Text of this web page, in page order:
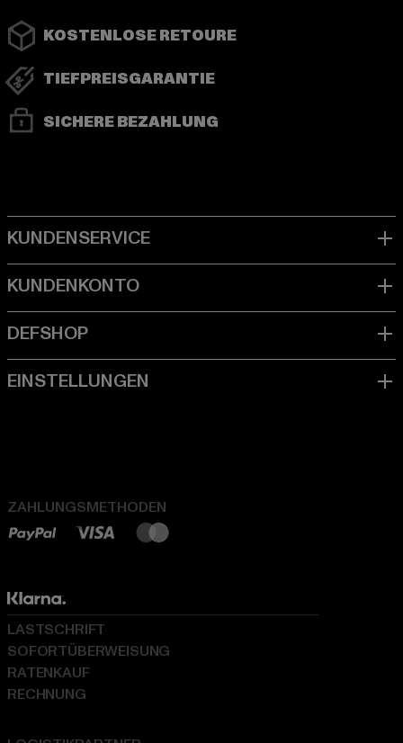
KOSTENLOSE RETOURE
TIEFPREISGARANTIE
SICHERE BEZAHLUNG
ZAHLUNGSMETHODEN
LASTSCHRIFT
SOFORTÜBERWEISUNG
RATENKAUF
RECHNUNG